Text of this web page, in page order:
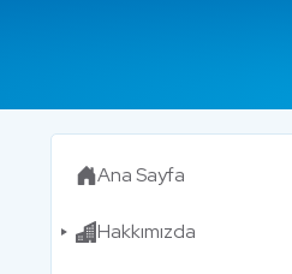
Ana Sayfa
Hakkımızda